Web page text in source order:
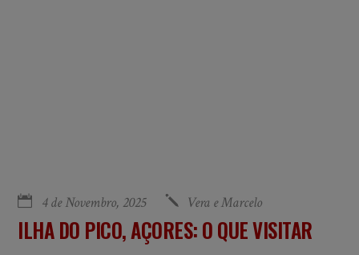
4 de Novembro, 2025 Vera e Marcelo
ILHA DO PICO, AÇORES: O QUE VISITAR